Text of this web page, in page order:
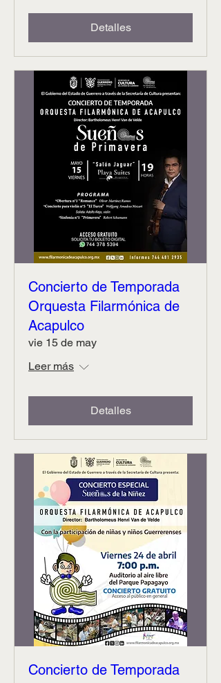
Detalles
Concierto de Temporada
Orquesta Filarmónica de
Acapulco
vie 15 de may
Leer más
Detalles
Concierto de Temporada